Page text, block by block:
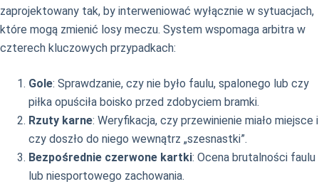
zaprojektowany tak, by interweniować wyłącznie w sytuacjach,
które mogą zmienić losy meczu. System wspomaga arbitra w
czterech kluczowych przypadkach:
Gole: Sprawdzanie, czy nie było faulu, spalonego lub czy
piłka opuściła boisko przed zdobyciem bramki.
Rzuty karne: Weryfikacja, czy przewinienie miało miejsce i
czy doszło do niego wewnątrz „szesnastki”.
Bezpośrednie czerwone kartki: Ocena brutalności faulu
lub niesportowego zachowania.